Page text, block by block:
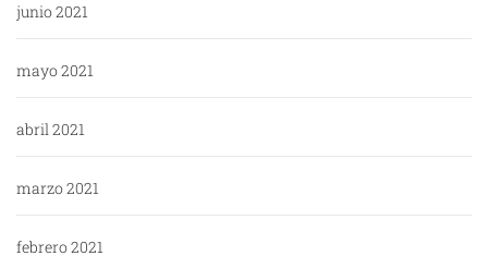
junio 2021
mayo 2021
abril 2021
marzo 2021
febrero 2021